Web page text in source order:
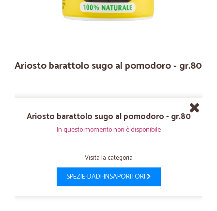
Ariosto barattolo sugo al pomodoro - gr.80
Ariosto barattolo sugo al pomodoro - gr.80
In questo momento non è disponibile
Visita la categoria
SPEZIE-DADI-INSAPORITORI